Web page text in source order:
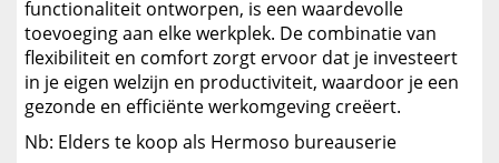
functionaliteit ontworpen, is een waardevolle
toevoeging aan elke werkplek. De combinatie van
flexibiliteit en comfort zorgt ervoor dat je investeert
in je eigen welzijn en productiviteit, waardoor je een
gezonde en efficiënte werkomgeving creëert.
Nb: Elders te koop als Hermoso bureauserie